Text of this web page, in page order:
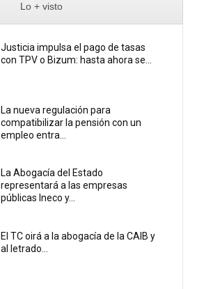
Lo + visto
Justicia impulsa el pago de tasas
con TPV o Bizum: hasta ahora se...
La nueva regulación para
compatibilizar la pensión con un
empleo entra...
La Abogacía del Estado
representará a las empresas
públicas Ineco y...
El TC oirá a la abogacía de la CAIB y
al letrado...